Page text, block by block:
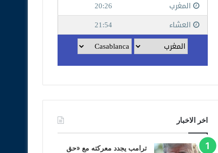
اخر الاخبار
ترامب يجدد معركته مع «حق